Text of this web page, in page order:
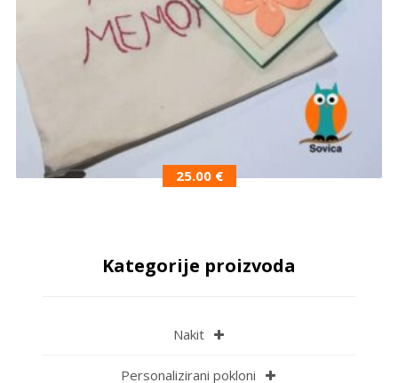
25.00 €
Kategorije proizvoda
Nakit
Personalizirani pokloni